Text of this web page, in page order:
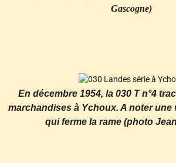
Gascogne)
En décembre 1954, la 030 T n°4
marchandises à Ychoux. A noter
qui ferme la rame (photo